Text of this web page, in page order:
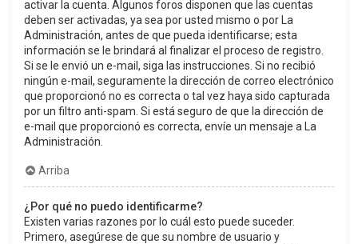
activar la cuenta. Algunos foros disponen que las cuentas
deben ser activadas, ya sea por usted mismo o por La
Administración, antes de que pueda identificarse; esta
información se le brindará al finalizar el proceso de registro.
Si se le envió un e-mail, siga las instrucciones. Si no recibió
ningún e-mail, seguramente la dirección de correo electrónico
que proporcionó no es correcta o tal vez haya sido capturada
por un filtro anti-spam. Si está seguro de que la dirección de
e-mail que proporcionó es correcta, envíe un mensaje a La
Administración.
Arriba
¿Por qué no puedo identificarme?
Existen varias razones por lo cuál esto puede suceder.
Primero, asegúrese de que su nombre de usuario y